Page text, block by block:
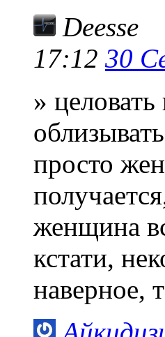
Deesse
17:12 30
»
просто
женщина
кстати,
наверное,